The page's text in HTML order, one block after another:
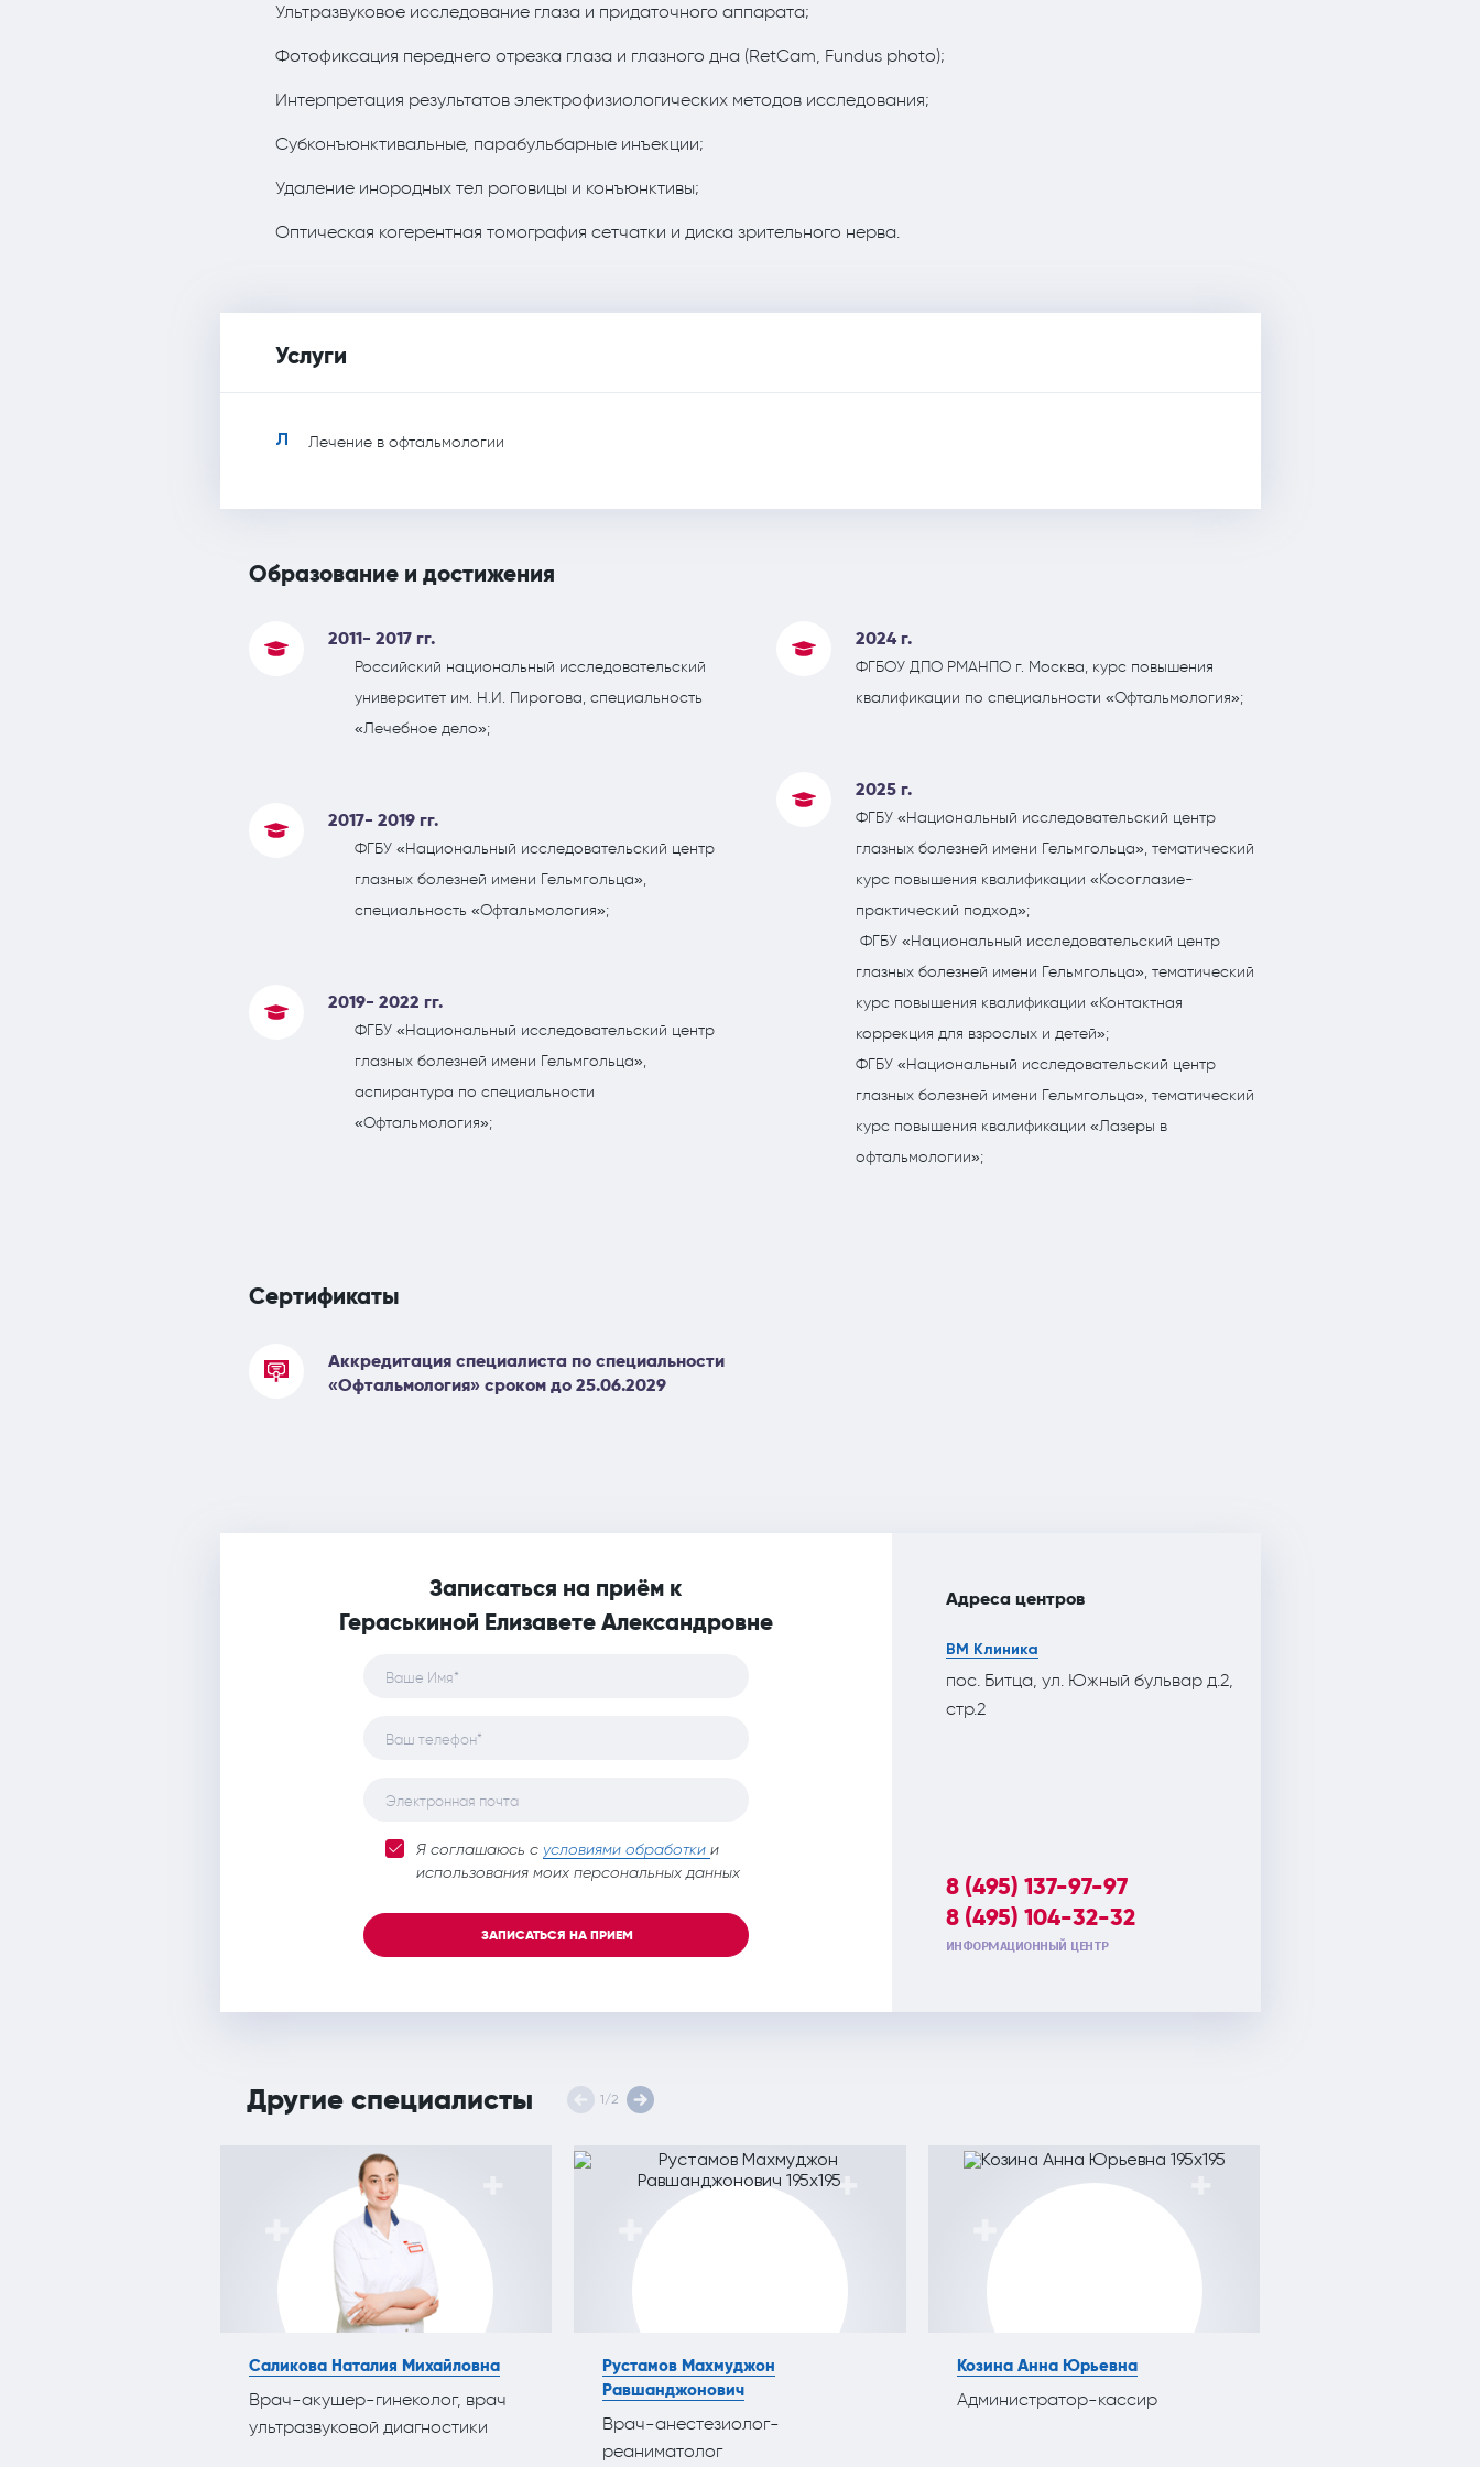
Ультразвуковое исследование глаза и придаточного аппарата;
Фотофиксация переднего отрезка глаза и глазного дна (RetCam, Fundus photo);
Интерпретация результатов электрофизиологических методов исследования;
Субконъюнктивальные, парабульбарные инъекции;
Удаление инородных тел роговицы и конъюнктивы;
Оптическая когерентная томография сетчатки и диска зрительного нерва.
Услуги
Л Лечение в офтальмологии
Образование и достижения
2011- 2017 гг.
Российский национальный исследовательский
университет им. Н.И. Пирогова, специальность
«Лечебное дело»;
2017- 2019 гг.
ФГБУ «Национальный исследовательский центр
глазных болезней имени Гельмгольца»,
специальность «Офтальмология»;
2019- 2022 гг.
ФГБУ «Национальный исследовательский центр
глазных болезней имени Гельмгольца»,
аспирантура по специальности
«Офтальмология»;
2024 г.
ФГБОУ ДПО РМАНПО г. Москва, курс повышения
квалификации по специальности «Офтальмология»;
2025 г.
ФГБУ «Национальный исследовательский центр
глазных болезней имени Гельмгольца», тематический
курс повышения квалификации «Косоглазие-
практический подход»;
ФГБУ «Национальный исследовательский центр
глазных болезней имени Гельмгольца», тематический
курс повышения квалификации «Контактная
коррекция для взрослых и детей»;
ФГБУ «Национальный исследовательский центр
глазных болезней имени Гельмгольца», тематический
курс повышения квалификации «Лазеры в
офтальмологии»;
Сертификаты
Аккредитация специалиста по специальности
«Офтальмология» сроком до 25.06.2029
Записаться на приём к
Гераськиной Елизавете Александровне
Ваше Имя*
Ваш телефон*
Электронная почта
Я соглашаюсь с условиями обработки и
использования моих персональных данных
ЗАПИСАТЬСЯ НА ПРИЕМ
Адреса центров
ВМ Клиника
пос. Битца, ул. Южный бульвар д.2,
стр.2
8 (495) 137-97-97
8 (495) 104-32-32
ИНФОРМАЦИОННЫЙ ЦЕНТР
Другие специалисты 1 /2
Саликова Наталия Михайловна
Врач-акушер-гинеколог, врач
ультразвуковой диагностики
Рустамов Махмуджон
Равшанджонович
Врач-анестезиолог-
реаниматолог
Козина Анна Юрьевна
Администратор-кассир